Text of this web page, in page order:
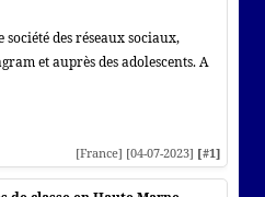
des réseaux sociaux,
et auprès des adolescents. A
[France] [04-07-2023] [#1]